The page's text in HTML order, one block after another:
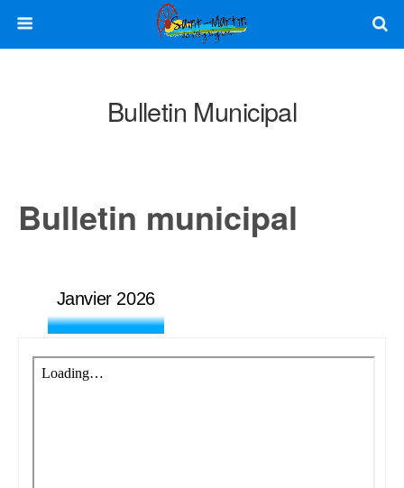
Bulletin Municipal
Bulletin municipal
Janvier 2026